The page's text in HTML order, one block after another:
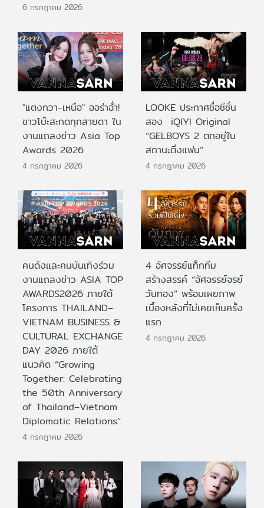
6 กรกฎาคม 2026
"แตงกวา-เหนือ" ออร่าฉ่ำ!
ขาวโบ๊ะสะกดทุกสายตา ใน
งานแถลงข่าว Asia Top
Awards 2026
4 กรกฎาคม 2026
LOOKE ประกาศชื่อซีซั่น
สอง iQIYI Original
“GELBOYS 2 ตกอยู่ใน
สถานะติ่งแฟน”
4 กรกฎาคม 2026
คนดังและคนบันเทิงร่วม
งานแถลงข่าว ASIA TOP
AWARDS2026 ภายใต้
โครงการ THAILAND–
VIETNAM BUSINESS &
CULTURAL EXCHANGE
DAY 2026 ภายใต้
แนวคิด “Growing
Together: Celebrating
the 50th Anniversary
of Thailand–Vietnam
Diplomatic Relations”
4 กรกฎาคม 2026
4 อัศจรรย์แท็กทีม
สร้างสรรค์ “อัศจรรย์จรย์
วันทอง” พร้อมเผยภาพ
เบื้องหลังที่ไม่เคยเห็นครั้ง
แรก
4 กรกฎาคม 2026